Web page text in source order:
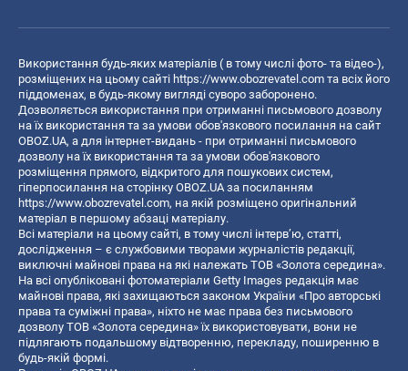
Використання будь-яких матеріалів ( в тому числі фото- та відео-),
розміщених на цьому сайті https://www.obozrevatel.com та всіх його
піддоменах, в будь-якому вигляді суворо заборонено.
Дозволяється використання при отриманні письмового дозволу
на їх використання та за умови обов'язкового посилання на сайт
OBOZ.UA, а для інтернет-видань - при отриманні письмового
дозволу на їх використання та за умови обов'язкового
розміщення прямого, відкритого для пошукових систем,
гіперпосилання на сторінку OBOZ.UA за посиланням
https://www.obozrevatel.com, на якій розміщено оригінальний
матеріал в першому абзаці матеріалу.
Всі матеріали на цьому сайті, в тому числі інтерв’ю, статті,
дослідження – є службовими творами журналістів редакції,
виключні майнові права на які належать ТОВ «Золота середина».
На всі опубліковані фотоматеріали Getty Images редакція має
майнові права, які захищаються законом України «Про авторські
права та суміжні права», ніхто не має права без письмового
дозволу ТОВ «Золота середина» їх використовувати, вони не
підлягають подальшому відтворенню, перекладу, поширенню в
будь-якій формі.